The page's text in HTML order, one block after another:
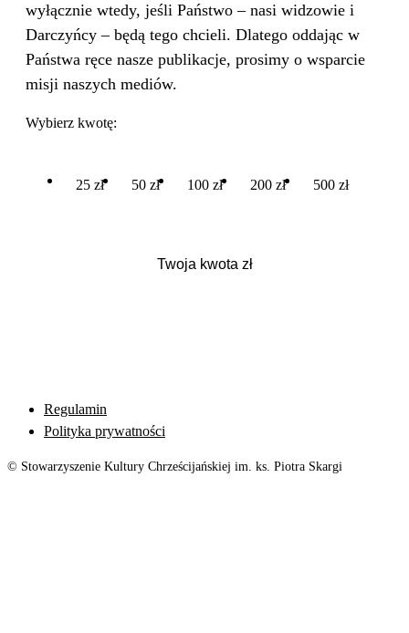
wyłącznie wtedy, jeśli Państwo – nasi widzowie i
Darczyńcy – będą tego chcieli. Dlatego oddając w
Państwa ręce nasze publikacje, prosimy o wsparcie
misji naszych mediów.
Wybierz kwotę:
25 zł 50 zł 100 zł 200 zł 500 zł
Regulamin
Polityka prywatności
© Stowarzyszenie Kultury Chrześcijańskiej im. ks. Piotra Skargi